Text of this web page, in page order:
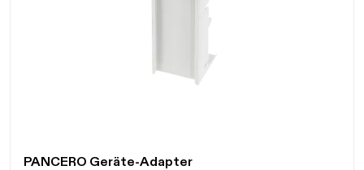
PANCERO Geräte-Adapter